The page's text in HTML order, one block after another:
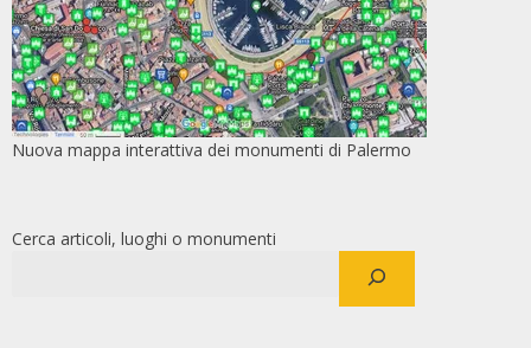
Nuova mappa interattiva dei monumenti di Palermo
Cerca articoli, luoghi o monumenti